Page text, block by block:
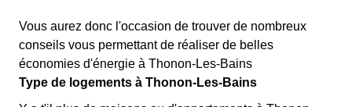
Vous aurez donc l'occasion de trouver de nombreux
conseils vous permettant de réaliser de belles
économies d'énergie à Thonon-Les-Bains
Type de logements à Thonon-Les-Bains